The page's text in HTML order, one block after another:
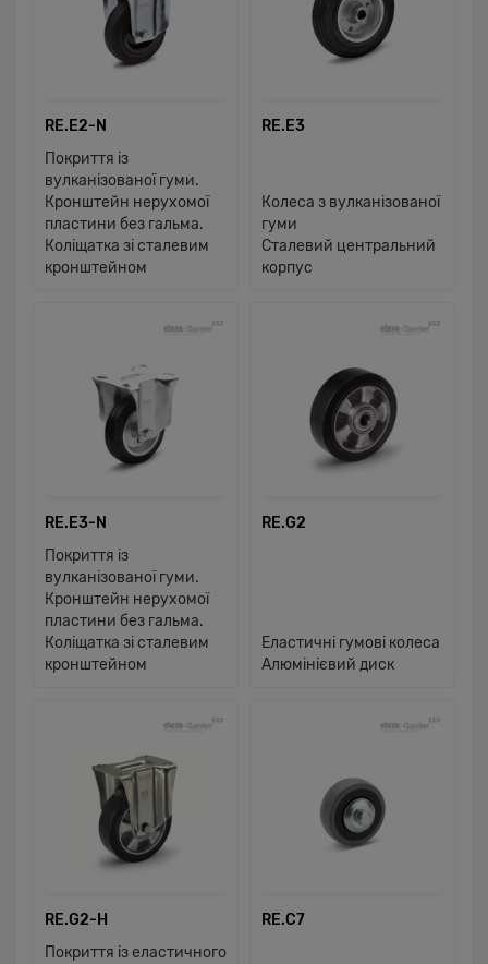
RE.E2-N
Покриття із
вулканізованої гуми.
Кронштейн нерухомої
пластини без гальма.
Коліщатка зі сталевим
кронштейном
RE.E3
Колеса з вулканізованої
гуми
Сталевий центральний
корпус
RE.E3-N
Покриття із
вулканізованої гуми.
Кронштейн нерухомої
пластини без гальма.
Коліщатка зі сталевим
кронштейном
RE.G2
Еластичні гумові колеса
Алюмінієвий диск
RE.G2-H
Покриття із еластичного
RE.C7